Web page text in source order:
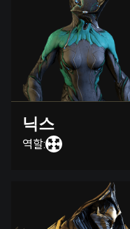
닉스
역할: